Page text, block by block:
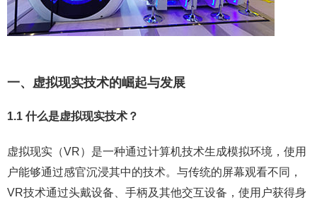
一、虚拟现实技术的崛起与发展
1.1 什么是虚拟现实技术？
虚拟现实（VR）是一种通过计算机技术生成模拟环境，使用
户能够通过感官沉浸其中的技术。与传统的屏幕观看不同，
VR技术通过头戴设备、手柄及其他交互设备，使用户获得身